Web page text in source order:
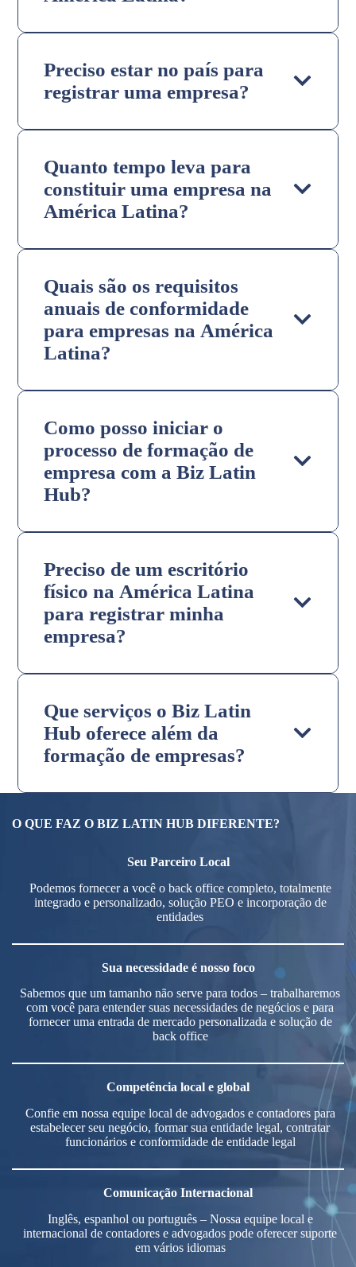
Preciso estar no país para
registrar uma empresa?
Quanto tempo leva para
constituir uma empresa na
América Latina?
Quais são os requisitos
anuais de conformidade
para empresas na América
Latina?
Como posso iniciar o
processo de formação de
empresa com a Biz Latin
Hub?
Preciso de um escritório
físico na América Latina
para registrar minha
empresa?
Que serviços o Biz Latin
Hub oferece além da
formação de empresas?
O QUE FAZ O BIZ LATIN HUB DIFERENTE?
Seu Parceiro Local
Podemos fornecer a você o back office completo, totalmente
integrado e personalizado, solução PEO e incorporação de
entidades
Sua necessidade é nosso foco
Sabemos que um tamanho não serve para todos – trabalharemos
com você para entender suas necessidades de negócios e para
fornecer uma entrada de mercado personalizada e solução de
back office
Competência local e global
Confie em nossa equipe local de advogados e contadores para
estabelecer seu negócio, formar sua entidade legal, contratar
funcionários e conformidade de entidade legal
Comunicação Internacional
Inglês, espanhol ou português – Nossa equipe local e
internacional de contadores e advogados pode oferecer suporte
em vários idiomas